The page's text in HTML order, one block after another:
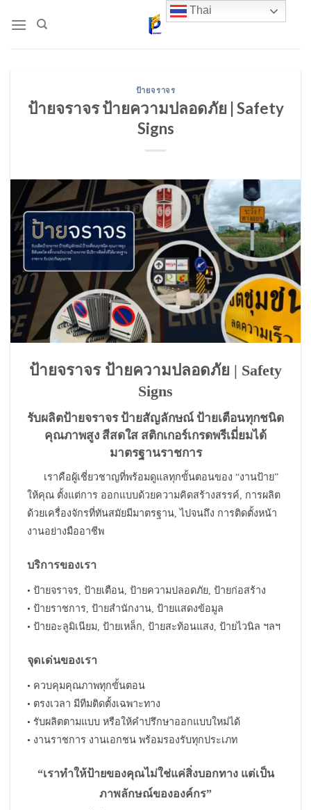
ป้ายจราจร
ป้ายจราจร ป้ายความปลอดภัย | Safety
Signs
ป้ายจราจร ป้ายความปลอดภัย | Safety
Signs
รับผลิตป้ายจราจร ป้ายสัญลักษณ์ ป้ายเตือนทุกชนิด
คุณภาพสูง สีสดใส สติกเกอร์เกรดพรีเมี่ยมได้
มาตรฐานราชการ
เราคือผู้เชี่ยวชาญที่พร้อมดูแลทุกขั้นตอนของ “งานป้าย”
ให้คุณ ตั้งแต่การ ออกแบบด้วยความคิดสร้างสรรค์, การผลิต
ด้วยเครื่องจักรที่ทันสมัยมีมาตรฐาน, ไปจนถึง การติดตั้งหน้า
งานอย่างมืออาชีพ
บริการของเรา
• ป้ายจราจร, ป้ายเตือน, ป้ายความปลอดภัย, ป้ายก่อสร้าง
• ป้ายราชการ, ป้ายสำนักงาน, ป้ายแสดงข้อมูล
• ป้ายอะลูมิเนียม, ป้ายเหล็ก, ป้ายสะท้อนแสง, ป้ายไวนิล ฯลฯ
จุดเด่นของเรา
• ควบคุมคุณภาพทุกขั้นตอน
• ตรงเวลา มีทีมติดตั้งเฉพาะทาง
• รับผลิตตามแบบ หรือให้คำปรึกษาออกแบบใหม่ได้
• งานราชการ งานเอกชน พร้อมรองรับทุกประเภท
“เราทำให้ป้ายของคุณไม่ใช่แค่สิ่งบอกทาง แต่เป็น
ภาพลักษณ์ขององค์กร”
Thai